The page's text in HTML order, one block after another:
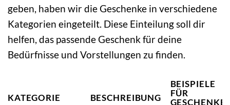
geben, haben wir die Geschenke in verschiedene
Kategorien eingeteilt. Diese Einteilung soll dir
helfen, das passende Geschenk für deine
Bedürfnisse und Vorstellungen zu finden.
KATEGORIE BESCHREIBUNG
BEISPIELE
FÜR
GESCHENKE